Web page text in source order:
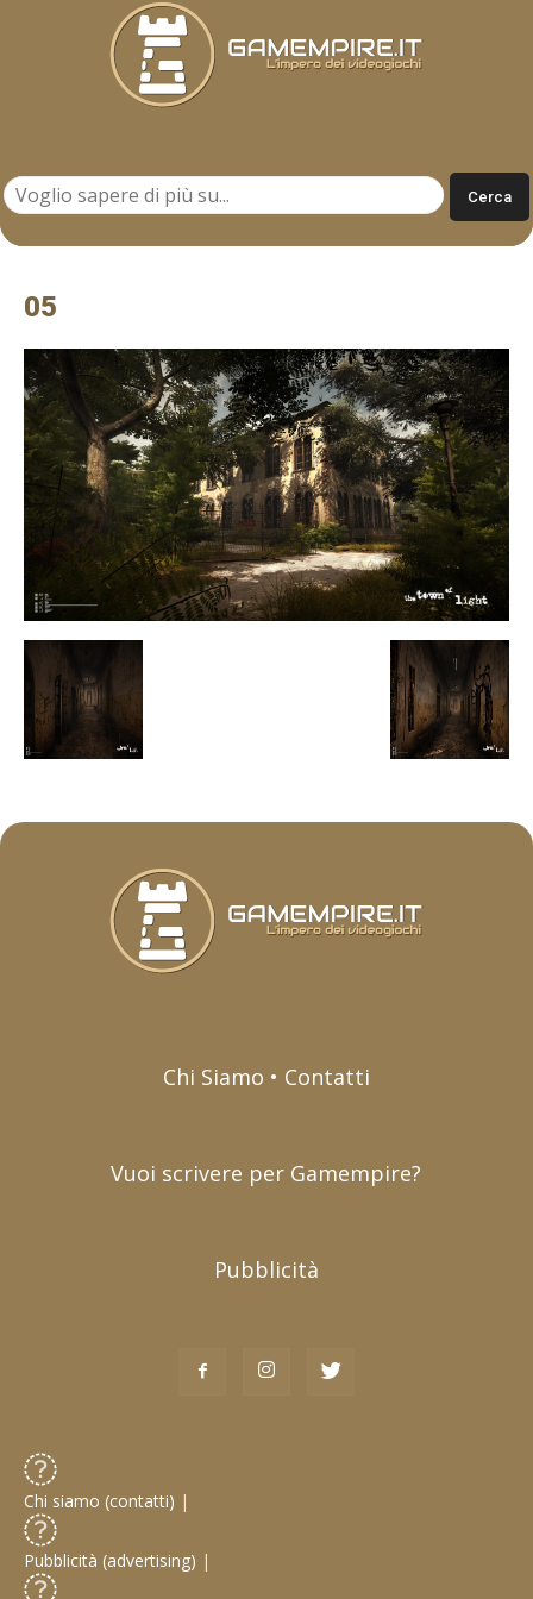
05
Chi Siamo • Contatti
Vuoi scrivere per Gamempire?
Pubblicità
Chi siamo (contatti) |
Pubblicità (advertising) |